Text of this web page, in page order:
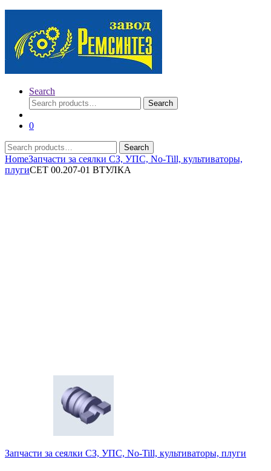
Search
Search
for:
Search
0
Search
for:
Search
HomeЗапчасти за сеялки СЗ, УПС, No-Till, культиваторы,
плугиСЕТ 00.207-01 ВТУЛКА
Запчасти за сеялки СЗ, УПС, No-Till, культиваторы, плуги